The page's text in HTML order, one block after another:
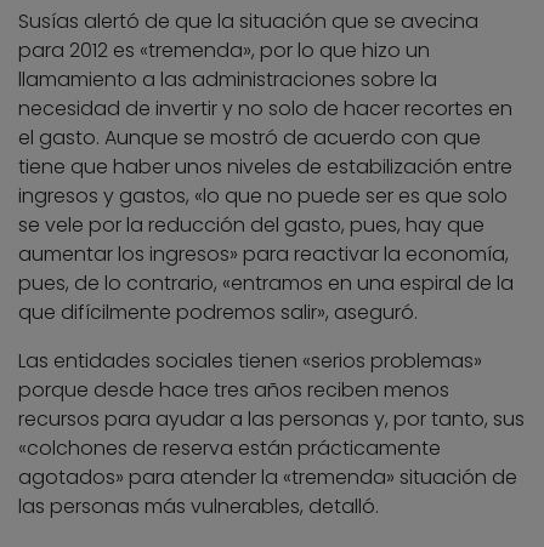
Susías alertó de que la situación que se avecina
para 2012 es «tremenda», por lo que hizo un
llamamiento a las administraciones sobre la
necesidad de invertir y no solo de hacer recortes en
el gasto. Aunque se mostró de acuerdo con que
tiene que haber unos niveles de estabilización entre
ingresos y gastos, «lo que no puede ser es que solo
se vele por la reducción del gasto, pues, hay que
aumentar los ingresos» para reactivar la economía,
pues, de lo contrario, «entramos en una espiral de la
que difícilmente podremos salir», aseguró.
Las entidades sociales tienen «serios problemas»
porque desde hace tres años reciben menos
recursos para ayudar a las personas y, por tanto, sus
«colchones de reserva están prácticamente
agotados» para atender la «tremenda» situación de
las personas más vulnerables, detalló.